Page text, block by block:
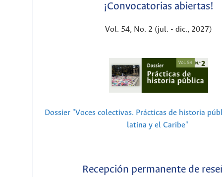
¡Convocatorias abiertas!
Vol. 54, No. 2 (jul. - dic., 2027)
Dossier "Voces colectivas. Prácticas de historia
latina y el Caribe"
Recepción permanente de